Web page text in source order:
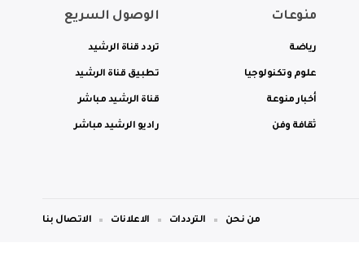
منوعات
رياضة
علوم وتكنولوجيا
أخبار منوعة
ثقافة وفن
الوصول السريع
تردد قناة الرشيد
تطبيق قناة الرشيد
قناة الرشيد مباشر
راديو الرشيد مباشر
من نحن الترددات الاعلانات الاتصال بنا